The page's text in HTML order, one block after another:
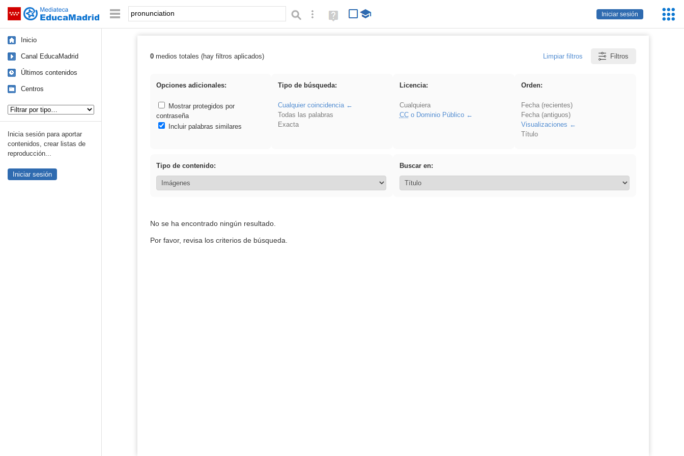
Saltar navegación
Iniciar sesión
Palabra o frase: Búsqueda avanzada
Ayuda
(en
Inicio
Canal EducaMadrid
Últimos contenidos
Centros
Inicia sesión para aportar
contenidos, crear listas de
reproducción...
Iniciar sesión
Resultados de: pronunciation
0medios totales (hay filtros aplicados) Limpiar filtros Filtros
Opciones adicionales:
Mostrar protegidos por
contraseña
Incluir palabras similares
Tipo de búsqueda:
Cualquier coincidencia
Todas las palabras
Exacta
Licencia:
Cualquiera
CCo Dominio Público
Orden:
Fecha (recientes)
Fecha (antiguos)
Visualizaciones
Título
Tipo de contenido: Buscar en:
No se ha encontrado ningún resultado.
Por favor, revisa los criterios de búsqueda.